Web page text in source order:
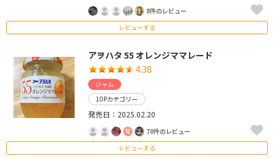
8件のレビュー
レビューする
アヲハタ 55 オレンジママレード
4.38
ジャム
10Pカテゴリー
発売日：2025.02.20
70件のレビュー
レビューする